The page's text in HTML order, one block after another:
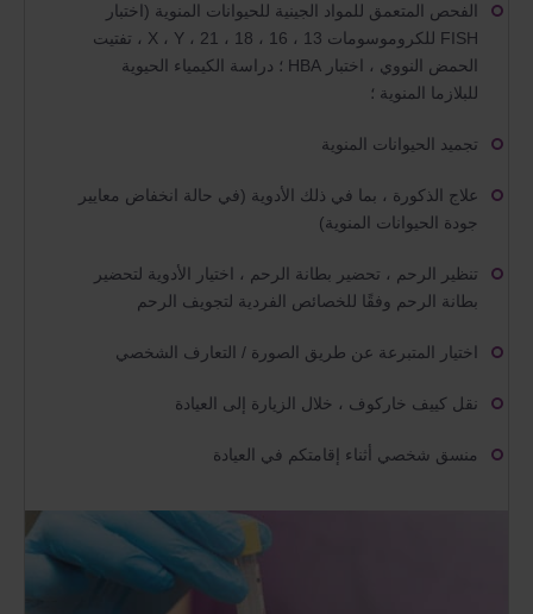
الفحص المتعمق للمواد الجينية للحيوانات المنوية (اختبار
FISH للكروموسومات 13 ، 16 ، 18 ، 21 ، X ، Y ، تفتيت
الحمض النووي ، اختبار HBA ؛ دراسة الكيمياء الحيوية
للبلازما المنوية ؛
تجميد الحيوانات المنوية
علاج الذكورة ، بما في ذلك الأدوية (في حالة انخفاض معايير
جودة الحيوانات المنوية)
تنظير الرحم ، تحضير بطانة الرحم ، اختيار الأدوية لتحضير
بطانة الرحم وفقًا للخصائص الفردية لتجويف الرحم
اختيار المتبرعة عن طريق الصورة / التعارف الشخصي
نقل كييف خاركوف ، خلال الزيارة إلى العيادة
منسق شخصي أثناء إقامتكم في العيادة